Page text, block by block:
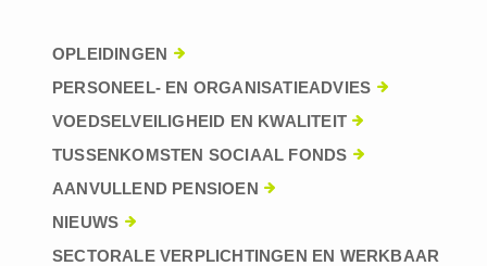
OPLEIDINGEN
PERSONEEL- EN ORGANISATIEADVIES
VOEDSELVEILIGHEID EN KWALITEIT
TUSSENKOMSTEN SOCIAAL FONDS
AANVULLEND PENSIOEN
NIEUWS
SECTORALE VERPLICHTINGEN EN WERKBAAR